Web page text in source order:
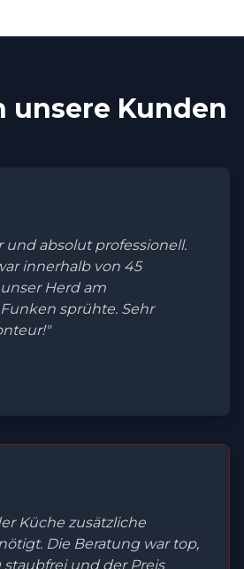
unsere Kunden
und absolut professionell.
innerhalb von 45
Herd am
sprühte. Sehr
Küche zusätzliche
Die Beratung war top,
und der Preis